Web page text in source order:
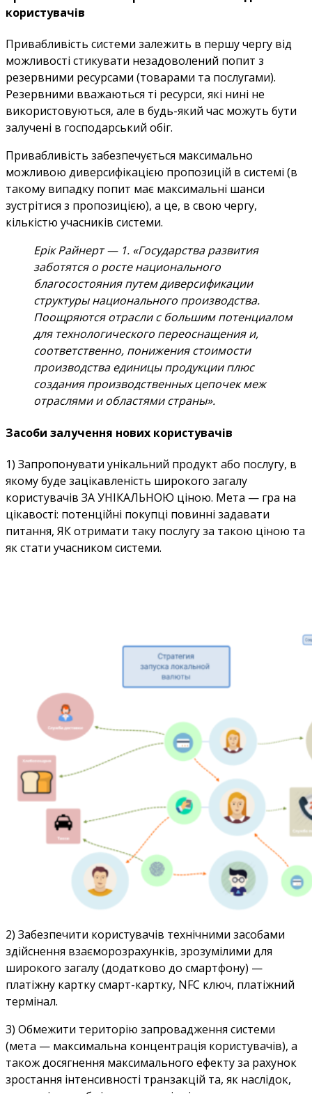
користувачів
Привабливість системи залежить в першу чергу від
можливості стикувати незадоволений попит з
резервними ресурсами (товарами та послугами).
Резервними вважаються ті ресурси, які нині не
використовуються, але в будь-який час можуть бути
залучені в господарський обіг.
Привабливість забезпечується максимально
можливою диверсифікацією пропозицій в системі (в
такому випадку попит має максимальні шанси
зустрітися з пропозицією), а це, в свою чергу,
кількістю учасників системи.
Ерік Райнерт — 1. «Государства развития
заботятся о росте национального
благосостояния путем диверсификации
структуры национального производства.
Поощряются отрасли с большим потенциалом
для технологического переоснащения и,
соответственно, понижения стоимости
производства единицы продукции плюс
создания производственных цепочек меж
отраслями и областями страны».
Засоби залучення нових користувачів
1) Запропонувати унікальний продукт або послугу, в
якому буде зацікавленість широкого загалу
користувачів ЗА УНІКАЛЬНОЮ ціною. Мета — гра на
цікавості: потенційні покупці повинні задавати
питання, ЯК отримати таку послугу за такою ціною та
як стати учасником системи.
2) Забезпечити користувачів технічними засобами
здійснення взаєморозрахунків, зрозумілими для
широкого загалу (додатково до смартфону) —
платіжну картку смарт-картку, NFC ключ, платіжний
термінал.
3) Обмежити територію запровадження системи
(мета — максимальна концентрація користувачів), а
також досягнення максимального ефекту за рахунок
зростання інтенсивності транзакцій та, як наслідок,